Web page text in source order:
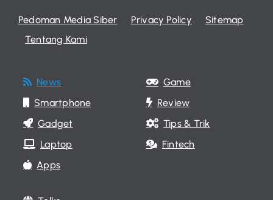
Pedoman Media Siber Privacy Policy
Sitemap
Tentang Kami
News
Smartphone
Gadget
Laptop
Apps
Game
Review
Tips & Trik
Fintech